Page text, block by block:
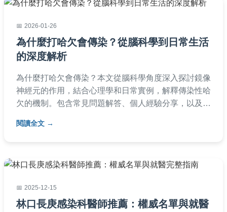
2026-01-26
為什麼打哈欠會傳染？從腦科學到日常生活
的深度解析
為什麼打哈欠會傳染？本文從腦科學角度深入探討鏡像
神經元的作用，結合心理學和日常實例，解釋傳染性哈
欠的機制。包含常見問題解答、個人經驗分享，以及影
行為科學感興趣的普通讀者閱讀。
閱讀全文
2025-12-15
林口長庚感染科醫師推薦：權威名單與就醫